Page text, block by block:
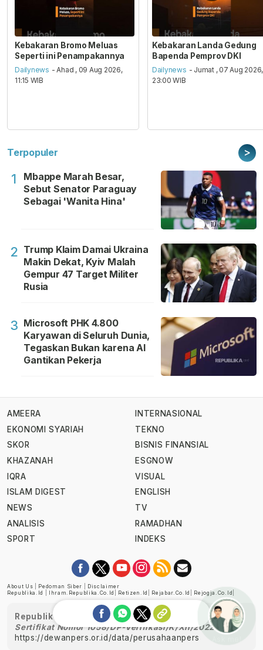
Kebakaran Bromo Meluas
Seperti ini Penampakannya
Dailynews - Ahad , 09 Aug 2026,
11:15 WIB
Kebakaran Landa Gedung
Bapenda Pemprov DKI
Dailynews - Jumat , 07 Aug 2026,
23:00 WIB
Terpopuler >
1
Mbappe Marah Besar,
Sebut Senator Paraguay
Sebagai 'Wanita Hina'
2 Trump Klaim Damai Ukraina
Makin Dekat, Kyiv Malah
Gempur 47 Target Militer
Rusia
3 Microsoft PHK 4.800
Karyawan di Seluruh Dunia,
Tegaskan Bukan karena AI
Gantikan Pekerja
AMEERA
EKONOMI SYARIAH
SKOR
KHAZANAH
IQRA
ISLAM DIGEST
NEWS
ANALISIS
SPORT
INTERNASIONAL
TEKNO
BISNIS FINANSIAL
ESGNOW
VISUAL
ENGLISH
TV
RAMADHAN
INDEKS
About Us Pedoman Siber
Disclaimer
Republika.id
Ihram.republika.co.id Retizen.id Rejabar.co.id Rejogja.co.id
Republika telah diverifikasi oleh Dewan Pers
Sertifikat Nomor 1058/DP-Verifikasi/K/XII/2022
https://dewanpers.or.id/data/perusahaanpers